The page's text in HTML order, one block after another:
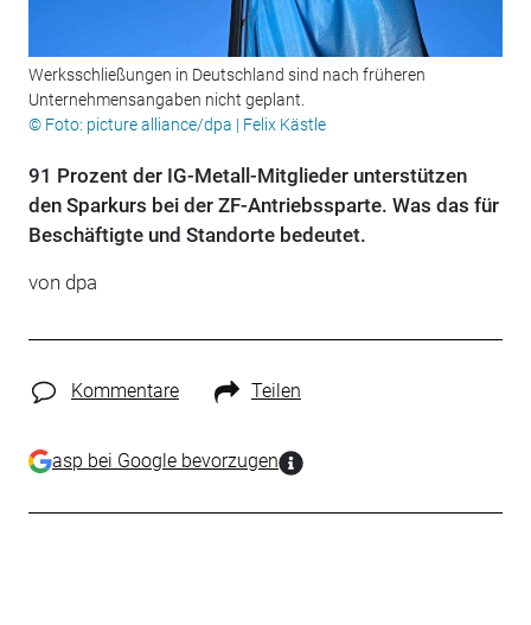
Werksschließungen in Deutschland sind nach früheren
Unternehmensangaben nicht geplant.
© Foto: picture alliance/dpa | Felix Kästle
91 Prozent der IG-Metall-Mitglieder unterstützen
den Sparkurs bei der ZF-Antriebssparte. Was das für
Beschäftigte und Standorte bedeutet.
von dpa
Kommentare Teilen
asp bei Google bevorzugen